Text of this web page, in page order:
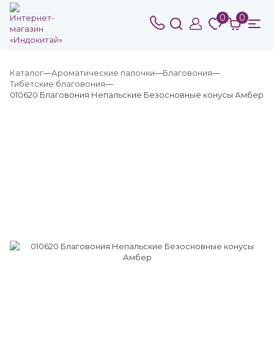
0 0
Каталог Ароматические палочки
Благовония
Тибетские благовония
010620 Благовония Непальские Безосновные конусы Амбер